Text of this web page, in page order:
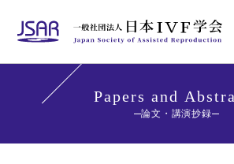
HOME
Papers and
論文・講演抄録